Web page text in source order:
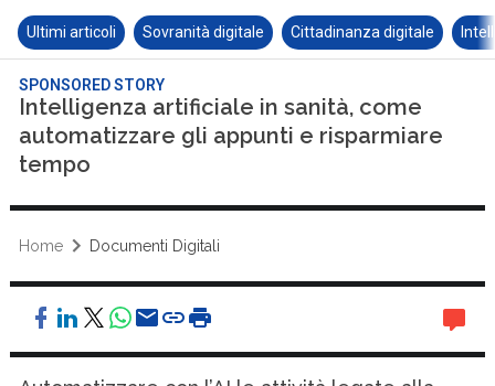
Ultimi articoli Sovranità digitale Cittadinanza digitale
SPONSORED STORY
Intelligenza artificiale in sanità, come
automatizzare gli appunti e risparmiare
tempo
Home Documenti Digitali